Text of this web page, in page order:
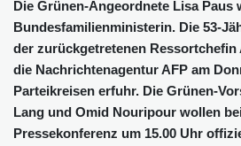
Die Grünen-Angeordnete Lisa Paus
Bundesfamilienministerin. Die 53-
der zurückgetretenen Ressortchefin
die Nachrichtenagentur AFP am
Parteikreisen erfuhr. Die Grünen-
Lang und Omid Nouripour wollen
Pressekonferenz um 15.00 Uhr